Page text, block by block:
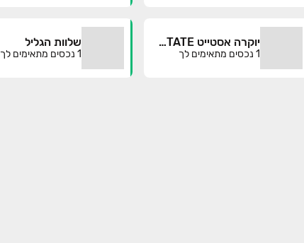
יוקרה אסטייט YOKRA ESTATE בע"מ
1 נכסים מתאימים לך
שלוות הגליל
1 נכסים מתאימים לך